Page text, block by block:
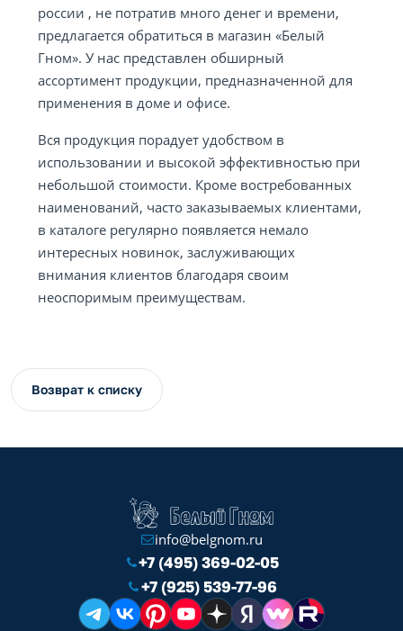
россии , не потратив много денег и времени,
предлагается обратиться в магазин «Белый
Гном». У нас представлен обширный
ассортимент продукции, предназначенной для
применения в доме и офисе.
Вся продукция порадует удобством в
использовании и высокой эффективностью при
небольшой стоимости. Кроме востребованных
наименований, часто заказываемых клиентами,
в каталоге регулярно появляется немало
интересных новинок, заслуживающих
внимания клиентов благодаря своим
неоспоримым преимуществам.
Возврат к списку
info@belgnom.ru
+7 (495) 369-02-05
+7 (925) 539-77-96